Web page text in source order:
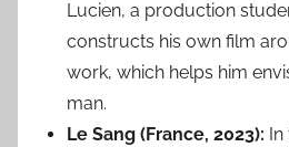
Lucien, a production
constructs his own film
work, which helps him
man.
Le Sang (France, 2023):